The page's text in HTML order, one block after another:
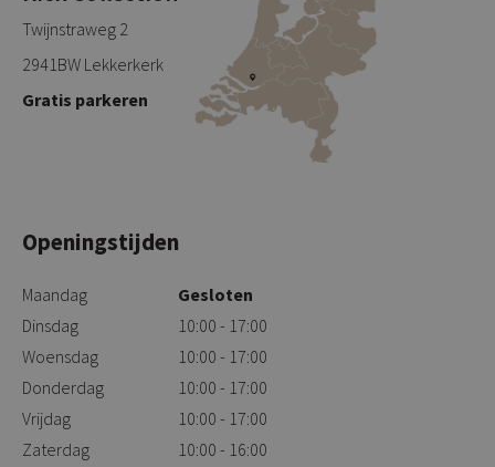
Twijnstraweg 2
2941BW Lekkerkerk
Gratis parkeren
Openingstijden
Maandag
Gesloten
Dinsdag
10:00 - 17:00
Woensdag
10:00 - 17:00
Donderdag
10:00 - 17:00
Vrijdag
10:00 - 17:00
Zaterdag
10:00 - 16:00